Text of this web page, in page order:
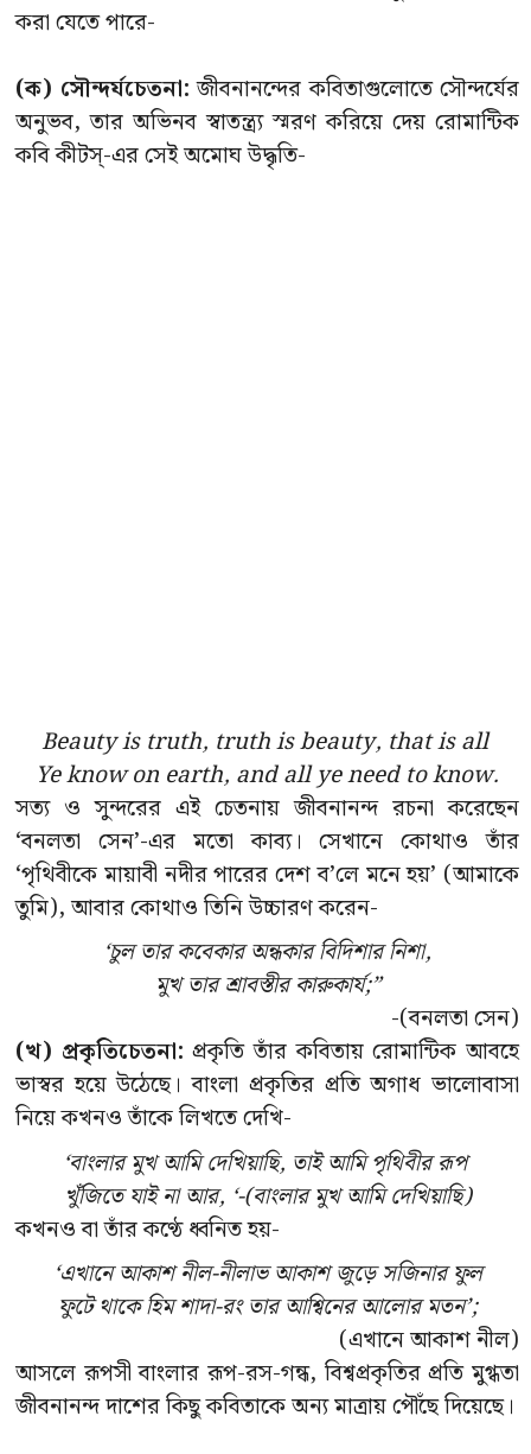
করা যেতে পারে-
(ক) সৌন্দর্যচেতনা:জীবনানন্দের কবিতাগুলোতে সৌন্দর্যের
অনুভব, তার অভিনব স্বাতন্ত্র্য স্মরণ করিয়ে দেয় রোমান্টিক
কবি কীটস্-এর সেই অমোঘ উদ্ধৃতি-
Beauty is truth, truth is beauty, that is all
Ye know on earth, and all ye need to know.
সত্য ও সুন্দরের এই চেতনায় জীবনানন্দ রচনা করেছেন
‘বনলতা সেন’-এর মতো কাব্য। সেখানে কোথাও তাঁর
‘পৃথিবীকে মায়াবী নদীর পারের দেশ ব’লে মনে হয়’ (আমাকে
তুমি), আবার কোথাও তিনি উচ্চারণ করেন-
‘চুল তার কবেকার অন্ধকার বিদিশার নিশা,
মুখ তার শ্রাবস্তীর কারুকার্য;”
-(বনলতা সেন)
(খ) প্রকৃতিচেতনা: প্রকৃতি তাঁর কবিতায় রোমান্টিক আবহে
ভাস্বর হয়ে উঠেছে। বাংলা প্রকৃতির প্রতি অগাধ ভালোবাসা
নিয়ে কখনও তাঁকে লিখতে দেখি-
‘বাংলার মুখ আমি দেখিয়াছি, তাই আমি পৃথিবীর রূপ
খুঁজিতে যাই না আর, ‘-(বাংলার মুখ আমি দেখিয়াছি)
কখনও বা তাঁর কণ্ঠে ধ্বনিত হয়-
‘এখানে আকাশ নীল-নীলাভ আকাশ জুড়ে সজিনার ফুল
ফুটে থাকে হিম শাদা-রং তার আশ্বিনের আলোর মতন’;
(এখানে আকাশ নীল)
আসলে রূপসী বাংলার রূপ-রস-গন্ধ, বিশ্বপ্রকৃতির প্রতি মুগ্ধতা
জীবনানন্দ দাশের কিছু কবিতাকে অন্য মাত্রায় পৌঁছে দিয়েছে।